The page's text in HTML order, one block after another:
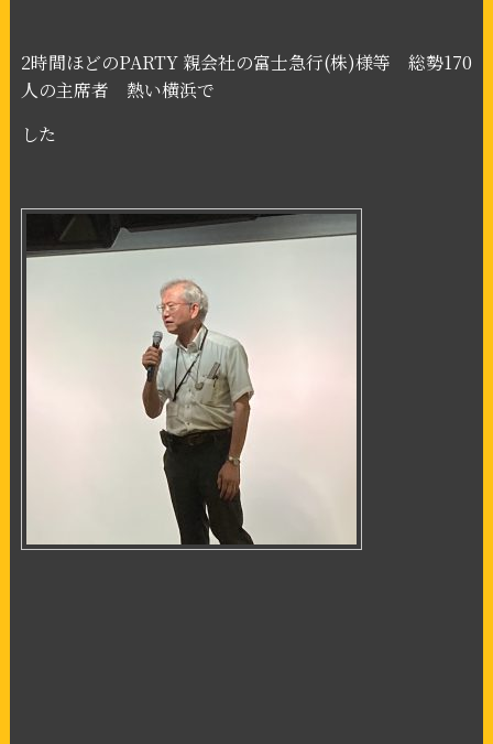
2時間ほどのPARTY 親会社の富士急行(株)様等 総勢170
人の主席者 熱い横浜で
した